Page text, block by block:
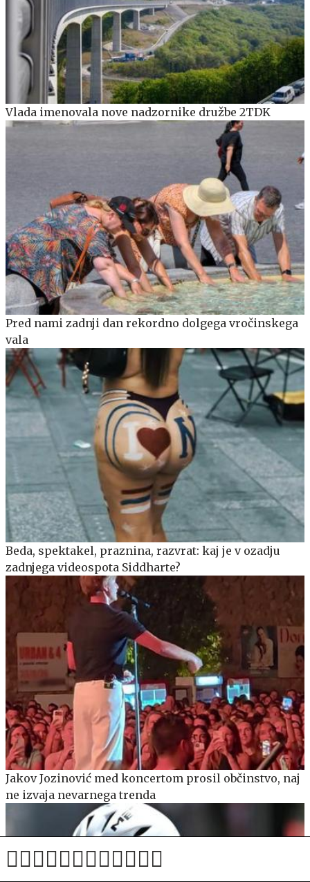
Vlada imenovala nove nadzornike družbe 2TDK
Pred nami zadnji dan rekordno dolgega vročinskega
vala
Beda, spektakel, praznina, razvrat: kaj je v ozadju
zadnjega videospota Siddharte?
Jakov Jozinović med koncertom prosil občinstvo, naj
ne izvaja nevarnega trenda